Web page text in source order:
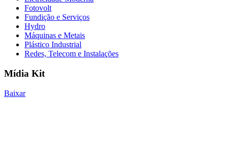
Fotovolt
Fundição e Serviços
Hydro
Máquinas e Metais
Plástico Industrial
Redes, Telecom e Instalações
Mídia Kit
Baixar